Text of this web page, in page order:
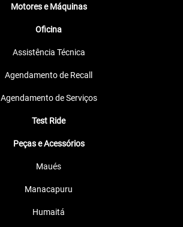
Motores e Máquinas
Oficina
Assistência Técnica
Agendamento de Recall
Agendamento de Serviços
Test Ride
Peças e Acessórios
Maués
Manacapuru
Humaitá